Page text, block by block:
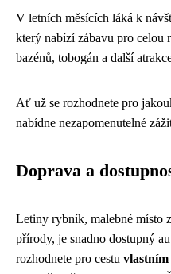
V letních měsících láká k
který nabízí zábavu pro
bazénů, tobogán a další
Ať už se rozhodnete pro
nabídne nezapomenutelné
Doprava a
Letiny rybník, malebné místo
přírody, je snadno dostupný
rozhodnete pro cestu vlastním